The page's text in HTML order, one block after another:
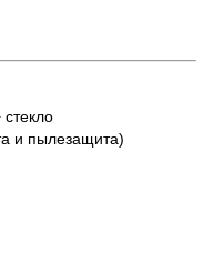
и пылезащита)